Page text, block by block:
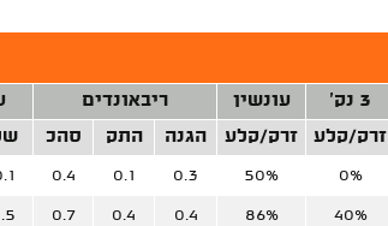
3 נק' עונשין ריבאונדים
זרק/קלע זרק/קלע הגנה התק סהכ
0%
50%
0.3
0.1
0.4
40%
86%
0.4
0.4
0.7